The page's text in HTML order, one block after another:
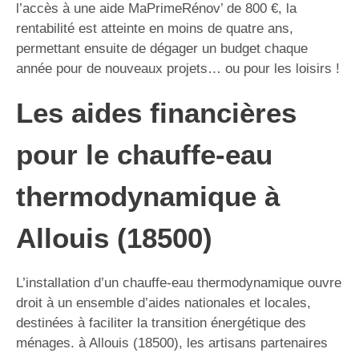
l’accès à une aide MaPrimeRénov’ de 800 €, la
rentabilité est atteinte en moins de quatre ans,
permettant ensuite de dégager un budget chaque
année pour de nouveaux projets… ou pour les loisirs !
Les aides financières
pour le chauffe-eau
thermodynamique à
Allouis (18500)
L’installation d’un chauffe-eau thermodynamique ouvre
droit à un ensemble d’aides nationales et locales,
destinées à faciliter la transition énergétique des
ménages. à Allouis (18500), les artisans partenaires